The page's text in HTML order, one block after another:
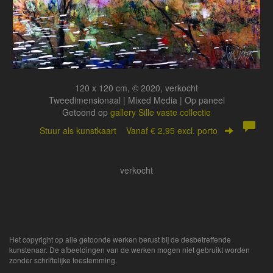
120 x 120 cm, © 2020, verkocht
Tweedimensionaal | Mixed Media | Op paneel
Getoond op gallery Sille vaste collectie
Stuur als kunstkaart Vanaf € 2,95 excl. porto
verkocht
Het copyright op alle getoonde werken berust bij de desbetreffende
kunstenaar. De afbeeldingen van de werken mogen niet gebruikt worden
zonder schriftelijke toestemming.